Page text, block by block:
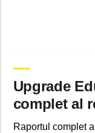
Upgrade
complet al
Raportul complet